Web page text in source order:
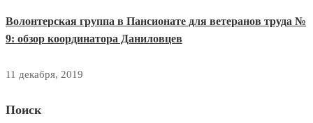
Волонтерская группа в Пансионате для ветеранов труда №
9: обзор координатора Даниловцев
11 декабря, 2019
Поиск